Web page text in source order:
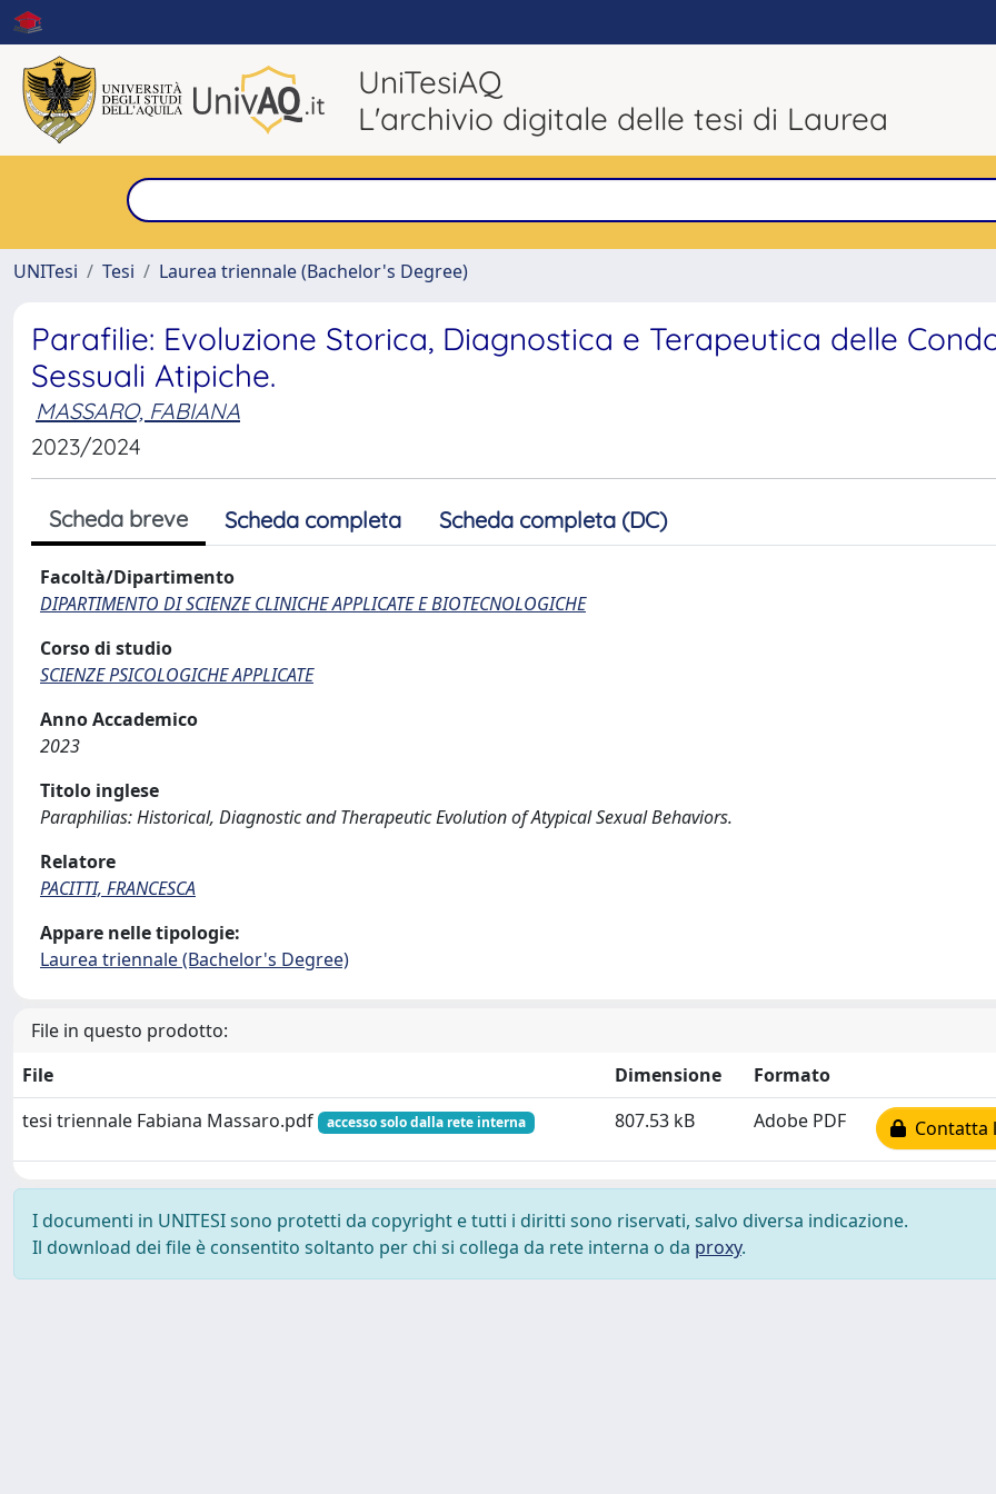
UniTesiAQ
L'archivio digitale delle tesi di Laurea
UNITesi
Tesi Laurea triennale (Bachelor's Degree)
Parafilie: Evoluzione Storica, Diagnostica e Terapeutica delle
Sessuali Atipiche.
MASSARO, FABIANA
2023/2024
Scheda breve Scheda completa Scheda completa (DC)
Facoltà/Dipartimento
DIPARTIMENTO DI SCIENZE CLINICHE APPLICATE E BIOTECNOLOGICHE
Corso di studio
SCIENZE PSICOLOGICHE APPLICATE
Anno Accademico
2023
Titolo inglese
Paraphilias: Historical, Diagnostic and Therapeutic Evolution of Atypical Sexual Behaviors.
Relatore
PACITTI, FRANCESCA
Appare nelle tipologie:
Laurea triennale (Bachelor's Degree)
File in questo prodotto:
File
Dimensione
Formato
tesi triennale Fabiana Massaro.pdf
accesso solo dalla rete interna 807.53 kB Adobe PDF Contatta
I documenti in UNITESI sono protetti da copyright e tutti i diritti sono riservati, salvo diversa indicazione.
Il download dei file è consentito soltanto per chi si collega da rete interna o da proxy.